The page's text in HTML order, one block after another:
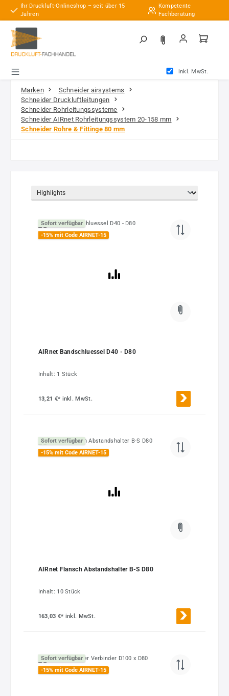
Zum Hauptinhalt springen
Ihr Druckluft-Onlineshop – seit über 15
Jahren
Kompetente
Fachberatung
inkl. MwSt.
Marken
Schneider airsystems
Schneider Druckluftleitungen
Schneider Rohrleitungssysteme
Schneider AIRnet Rohrleitungssystem 20-158 mm
Schneider Rohre & Fittinge 80 mm
Sofort verfügbar
-15% mit Code AIRNET-15
AIRnet Bandschluessel D40 - D80
Inhalt: 1 Stück
13,21 €* inkl. MwSt.
Sofort verfügbar
-15% mit Code AIRNET-15
AIRnet Flansch Abstandshalter B-S D80
Inhalt: 10 Stück
163,03 €* inkl. MwSt.
Sofort verfügbar
-15% mit Code AIRNET-15